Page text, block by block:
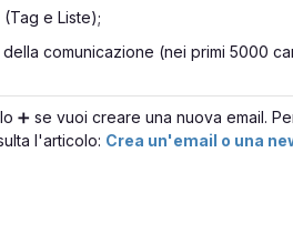
e Liste);
comunicazione (nei primi 5000
➕ se vuoi creare una nuova email.
l'articolo: Crea un'email o una